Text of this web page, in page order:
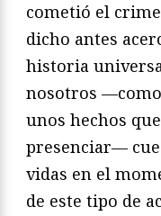
cometió el
dicho antes
historia
nosotros
unos hechos
presenciar—
vidas en el
de este tipo de